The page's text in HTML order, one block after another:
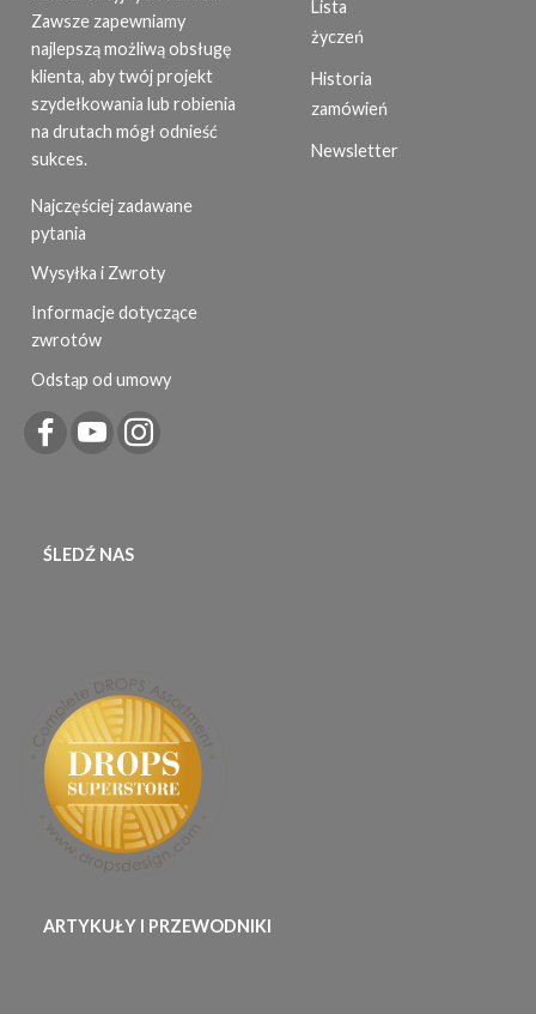
Zawsze zapewniamy
najlepszą możliwą obsługę
klienta, aby twój projekt
szydełkowania lub robienia
na drutach mógł odnieść
sukces.
Najczęściej zadawane
pytania
Wysyłka i Zwroty
Informacje dotyczące
zwrotów
Odstąp od umowy
Lista
życzeń
Historia
zamówień
Newsletter
ŚLEDŹ NAS
ARTYKUŁY I PRZEWODNIKI